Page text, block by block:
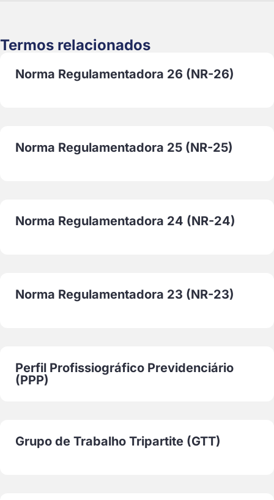
Termos relacionados
Norma Regulamentadora 26 (NR-26)
Norma Regulamentadora 25 (NR-25)
Norma Regulamentadora 24 (NR-24)
Norma Regulamentadora 23 (NR-23)
Perfil Profissiográfico Previdenciário
(PPP)
Grupo de Trabalho Tripartite (GTT)